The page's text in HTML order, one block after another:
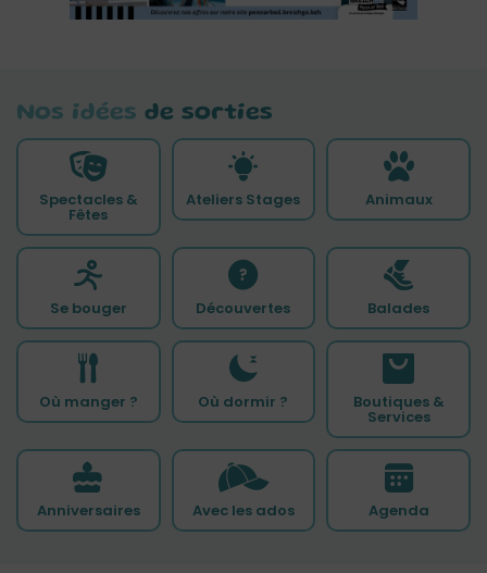
Nos idées de sorties
Spectacles &
Fêtes
Ateliers Stages Animaux
Se bouger Découvertes Balades
Où manger ? Où dormir ? Boutiques &
Services
Anniversaires Avec les ados Agenda